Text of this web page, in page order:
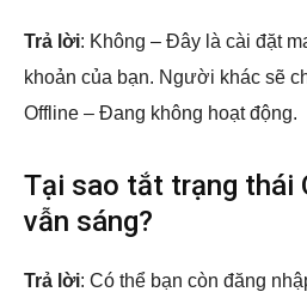
Trả lời: Không – Đây là cài đặt
khoản của bạn. Người khác sẽ
Offline – Đang không hoạt động.
Tại sao tắt trạng thái
vẫn sáng?
Trả lời: Có thể bạn còn đăng